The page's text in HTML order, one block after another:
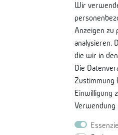
Wir
Anzeigen zu
analysieren.
die wir in
Die
Zustimmung
Einwilligung